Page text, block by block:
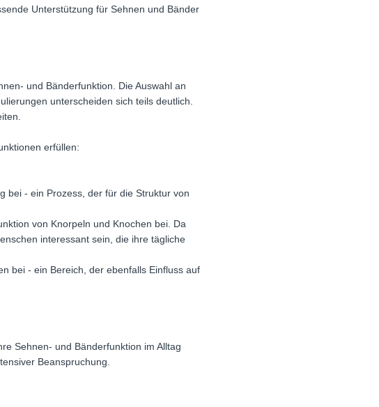
Unterstützung für Sehnen und Bänder
und Bänderfunktion. Die Auswahl an
unterscheiden sich teils deutlich.
erfüllen:
bei - ein Prozess, der für die Struktur von
von Knorpeln und Knochen bei. Da
interessant sein, die ihre tägliche
bei - ein Bereich, der ebenfalls Einfluss auf
Sehnen- und Bänderfunktion im Alltag
Beanspruchung.